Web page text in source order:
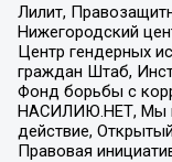
Лилит,
Нижегородский
Центр гендерных
граждан Штаб,
Фонд борьбы с
НАСИЛИЮ.НЕТ, Мы
действие,
Правовая